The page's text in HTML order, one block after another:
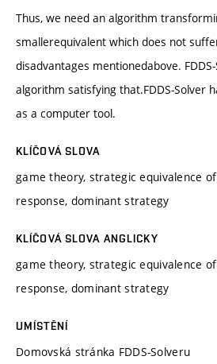
Thus, we need an algorithm
smallerequivalent which does not
disadvantages mentionedabove.
algorithm satisfying that.FDDS-Solver
as a computer tool.
KLÍČOVÁ SLOVA
game theory, strategic equivalence
response, dominant strategy
KLÍČOVÁ SLOVA ANGLICKY
game theory, strategic equivalence
response, dominant strategy
UMÍSTĚNÍ
Domovská stránka FDDS-Solveru